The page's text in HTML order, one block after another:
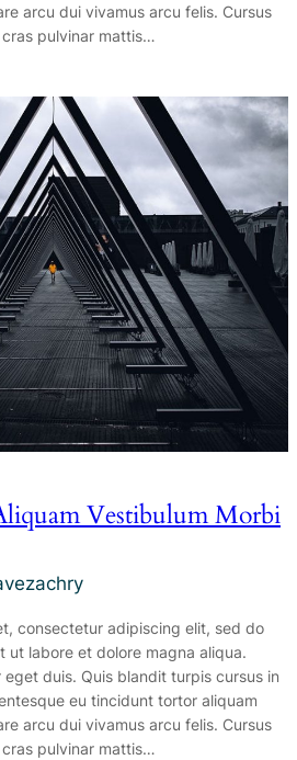
arcu dui vivamus arcu felis. Cursus
pulvinar mattis…
Vestibulum Morbi
consectetur adipiscing elit, sed do
ut labore et dolore magna aliqua.
duis. Quis blandit turpis cursus in
eu tincidunt tortor aliquam
arcu dui vivamus arcu felis. Cursus
pulvinar mattis…